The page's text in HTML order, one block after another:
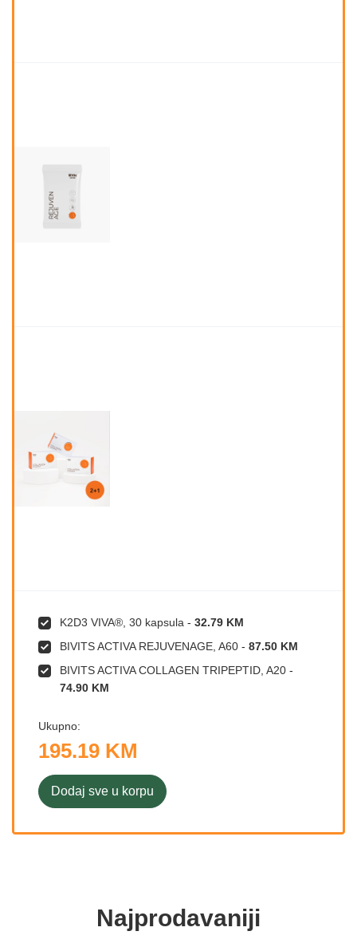
K2D3 VIVA®, 30 kapsula - 32.79 KM
BIVITS ACTIVA REJUVENAGE, A60 - 87.50 KM
BIVITS ACTIVA COLLAGEN TRIPEPTID, A20 -
74.90 KM
Ukupno:
195.19 KM
Dodaj sve u korpu
Najprodavaniji